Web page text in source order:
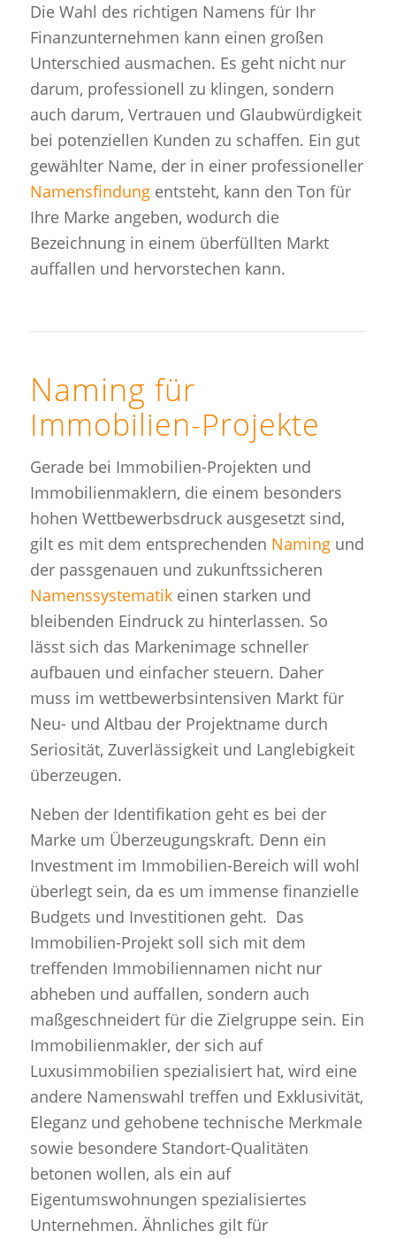
Die Wahl des richtigen Namens für Ihr
Finanzunternehmen kann einen großen
Unterschied ausmachen. Es geht nicht nur
darum, professionell zu klingen, sondern
auch darum, Vertrauen und Glaubwürdigkeit
bei potenziellen Kunden zu schaffen. Ein gut
gewählter Name, der in einer professioneller
Namensfindungentsteht, kann den Ton für
Ihre Marke angeben, wodurch die
Bezeichnung in einem überfüllten Markt
auffallen und hervorstechen kann.
Naming für
Immobilien-Projekte
Gerade bei Immobilien-Projekten und
Immobilienmaklern, die einem besonders
hohen Wettbewerbsdruck ausgesetzt sind,
gilt es mit dem entsprechenden Namingund
der passgenauen und zukunftssicheren
Namenssystematikeinen starken und
bleibenden Eindruck zu hinterlassen. So
lässt sich das Markenimage schneller
aufbauen und einfacher steuern. Daher
muss im wettbewerbsintensiven Markt für
Neu- und Altbau der Projektname durch
Seriosität, Zuverlässigkeit und Langlebigkeit
überzeugen.
Neben der Identifikation geht es bei der
Marke um Überzeugungskraft. Denn ein
Investment im Immobilien-Bereich will wohl
überlegt sein, da es um immense finanzielle
Budgets und Investitionen geht. Das
Immobilien-Projekt soll sich mit dem
treffenden Immobiliennamen nicht nur
abheben und auffallen, sondern auch
maßgeschneidert für die Zielgruppe sein. Ein
Immobilienmakler, der sich auf
Luxusimmobilien spezialisiert hat, wird eine
andere Namenswahl treffen und Exklusivität,
Eleganz und gehobene technische Merkmale
sowie besondere Standort-Qualitäten
betonen wollen, als ein auf
Eigentumswohnungen spezialisiertes
Unternehmen. Ähnliches gilt für